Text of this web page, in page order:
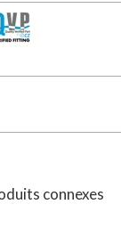
connexes